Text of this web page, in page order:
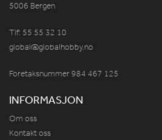
5006 Bergen
Tlf: 55 55 32 10
global@globalhobby.no
Foretaksnummer 984 467 125
INFORMASJON
Om oss
Kontakt oss